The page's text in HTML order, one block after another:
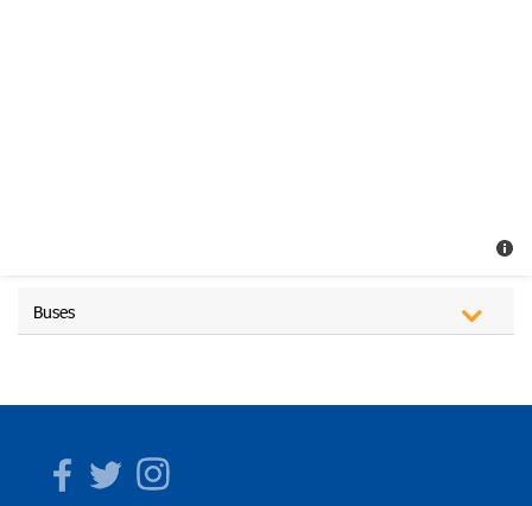
Buses
Facebook
TwitterInstagram